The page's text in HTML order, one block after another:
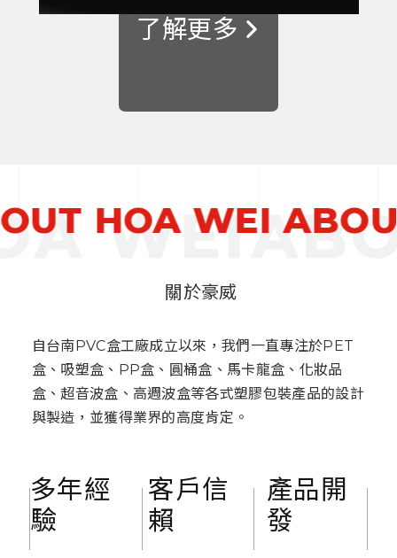
了解更多
HOA WEI
關於豪威
自台南PVC盒工廠成立以來，我們一直專注於PET
盒、吸塑盒、PP盒、圓桶盒、馬卡龍盒、化妝品
盒、超音波盒、高週波盒等各式塑膠包裝產品的設計
與製造，並獲得業界的高度肯定。
1
9
多年經
驗
6
0
2
客戶信
賴
9
1
6
產品開
發